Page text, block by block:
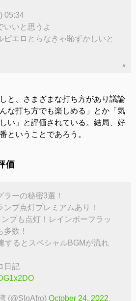
05:34
いいと思うよ
ピエロとらなきゃ恥ずかしいと
と、さまざまな打ち方があり議論
な打ち方でも楽しめる」とか「気
い」と評価されている。結局、好
ということであろう。
価
ーの秘密3選！
プ点灯プレミアムあり！
プも点灯！レインボーフラッ
数！
するとスペシャルBGMが流れ
日記
(@SloAfro) October 24, 2022